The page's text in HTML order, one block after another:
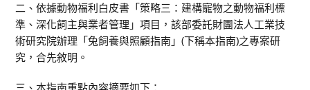
二、依據動物福利白皮書「策略三：建構寵物之動物福利標
準、深化飼主與業者管理」項目，該部委託財團法人工業技
術研究院辦理「兔飼養與照顧指南」(下稱本指南)之專案研
究，合先敘明。
三、本指南重點內容摘要如下：